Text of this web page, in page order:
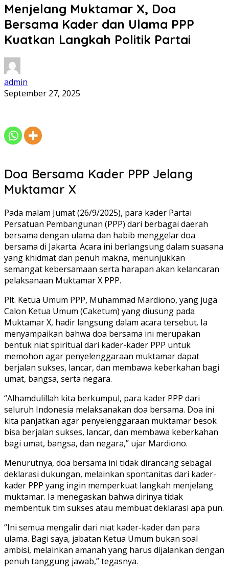
Menjelang Muktamar X, Doa
Bersama Kader dan Ulama PPP
Kuatkan Langkah Politik Partai
admin
September 27, 2025
Doa Bersama Kader PPP Jelang
Muktamar X
Pada malam Jumat (26/9/2025), para kader Partai
Persatuan Pembangunan (PPP) dari berbagai daerah
bersama dengan ulama dan habib menggelar doa
bersama di Jakarta. Acara ini berlangsung dalam suasana
yang khidmat dan penuh makna, menunjukkan
semangat kebersamaan serta harapan akan kelancaran
pelaksanaan Muktamar X PPP.
Plt. Ketua Umum PPP, Muhammad Mardiono, yang juga
Calon Ketua Umum (Caketum) yang diusung pada
Muktamar X, hadir langsung dalam acara tersebut. Ia
menyampaikan bahwa doa bersama ini merupakan
bentuk niat spiritual dari kader-kader PPP untuk
memohon agar penyelenggaraan muktamar dapat
berjalan sukses, lancar, dan membawa keberkahan bagi
umat, bangsa, serta negara.
“Alhamdulillah kita berkumpul, para kader PPP dari
seluruh Indonesia melaksanakan doa bersama. Doa ini
kita panjatkan agar penyelenggaraan muktamar besok
bisa berjalan sukses, lancar, dan membawa keberkahan
bagi umat, bangsa, dan negara,” ujar Mardiono.
Menurutnya, doa bersama ini tidak dirancang sebagai
deklarasi dukungan, melainkan spontanitas dari kader-
kader PPP yang ingin memperkuat langkah menjelang
muktamar. Ia menegaskan bahwa dirinya tidak
membentuk tim sukses atau membuat deklarasi apa pun.
“Ini semua mengalir dari niat kader-kader dan para
ulama. Bagi saya, jabatan Ketua Umum bukan soal
ambisi, melainkan amanah yang harus dijalankan dengan
penuh tanggung jawab,” tegasnya.